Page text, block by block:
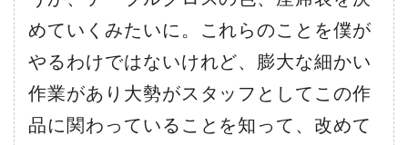
めていくみたいに。これらのことを僕が
やるわけではないけれど、膨大な細かい
作業があり大勢がスタッフとしてこの作
品に関わっていることを知って、改めて